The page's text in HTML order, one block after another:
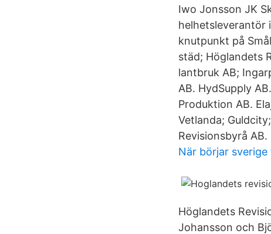
Iwo Jonsson JK
helhetsleverantör
knutpunkt på
städ; Höglandets
lantbruk AB;
AB. HydSupply
Produktion AB.
Vetlanda;
Revisionsbyrå
När börjar
Höglandets
Johansson och